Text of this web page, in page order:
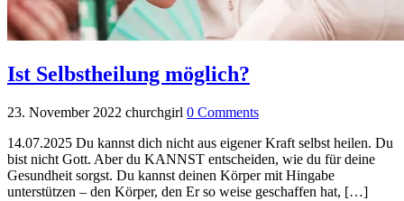
Ist Selbstheilung möglich?
23. November 2022 churchgirl 0 Comments
14.07.2025 Du kannst dich nicht aus eigener Kraft selbst heilen. Du
bist nicht Gott. Aber du KANNST entscheiden, wie du für deine
Gesundheit sorgst. Du kannst deinen Körper mit Hingabe
unterstützen – den Körper, den Er so weise geschaffen hat, […]